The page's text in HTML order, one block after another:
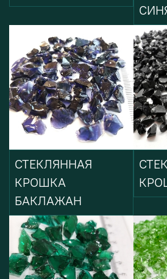
СТЕКЛЯННАЯ
КРОШКА
БАКЛАЖАН